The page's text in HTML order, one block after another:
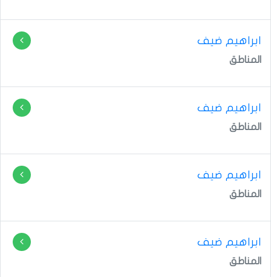
ابراهيم ضيف
المناطق
ابراهيم ضيف
المناطق
المناطق
المناطق